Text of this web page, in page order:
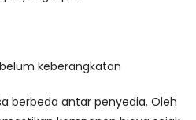
keberangkatan
berbeda antar penyedia. Oleh